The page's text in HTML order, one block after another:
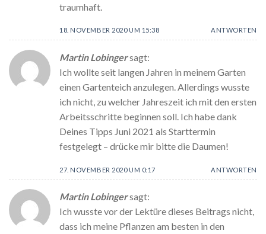
traumhaft.
18. NOVEMBER 2020 UM 15:38 ANTWORTEN
Martin Lobingersagt:
Ich wollte seit langen Jahren in meinem Garten
einen Gartenteich anzulegen. Allerdings wusste
ich nicht, zu welcher Jahreszeit ich mit den ersten
Arbeitsschritte beginnen soll. Ich habe dank
Deines Tipps Juni 2021 als Starttermin
festgelegt – drücke mir bitte die Daumen!
27. NOVEMBER 2020 UM 0:17 ANTWORTEN
Martin Lobingersagt:
Ich wusste vor der Lektüre dieses Beitrags nicht,
dass ich meine Pflanzen am besten in den